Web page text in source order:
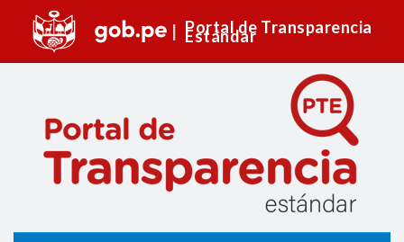
Portal de Transparencia
Estándar